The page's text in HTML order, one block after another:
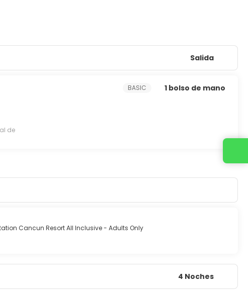
Salida
de
BASIC 1 bolso de mano
Cancun Resort All Inclusive - Adults Only
4 Noches